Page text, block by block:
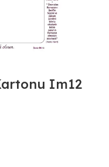
Im12